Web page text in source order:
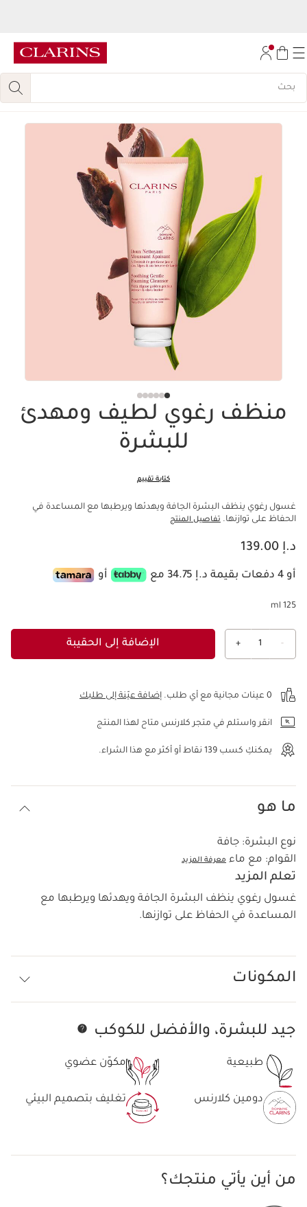
انتقل إلى أسفل الصفحة
منظف ​​رغوي لطيف ومهدئ
للبشرة
كتابة تقييم
غسول رغوي ينظف البشرة الجافة ويهدئها ويرطبها مع المساعدة في
الحفاظ على توازنها. تفاصيل المنتج
السعر الحالي هو د.إ 139.00
د.إ 139.00
أو 4 دفعات بقيمة د.إ 34.75 مع أو
125 ml
-
1
+ الإضافة إلى الحقيبة
0 عينات مجانية مع أي طلب. إضافة عيّنة إلى طلبك
انقر واستلم في متجر كلارنس متاح لهذا المنتج
يمكنكِ كسب 139 نقاط أو أكثر مع هذا الشراء.
ما هو
نوع البشرة: جافة
القوام: مع ماء معرفة المزيد
تعلم المزيد
غسول رغوي ينظف البشرة الجافة ويهدئها ويرطبها مع
المساعدة في الحفاظ على توازنها.
المكونات
تخط إلى المحتوى جيد للبشرة، والأفضل للكوكب
طبيعية مكوّن عضوي
دومين كلارنس تغليف بتصميم البيئي
من أين يأتي منتجك؟